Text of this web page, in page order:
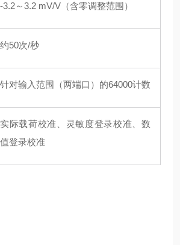
-3.2～3.2 mV/V（含零调整范围）
约50次/秒
针对输入范围（两端口）的64000计数
实际载荷校准、灵敏度登录校准、数
值登录校准